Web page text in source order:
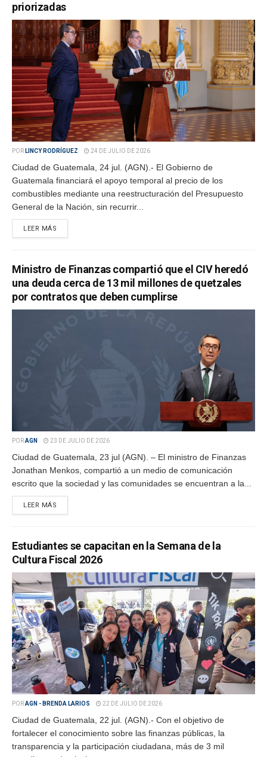
priorizadas
POR LINCY RODRÍGUEZ 24 DE JULIO DE 2026
Ciudad de Guatemala, 24 jul. (AGN).- El Gobierno de
Guatemala financiará el apoyo temporal al precio de los
combustibles mediante una reestructuración del Presupuesto
General de la Nación, sin recurrir...
LEER MÁS
Ministro de Finanzas compartió que el CIV heredó
una deuda cerca de 13 mil millones de quetzales
por contratos que deben cumplirse
PORAGN 23 DE JULIO DE 2026
Ciudad de Guatemala, 23 jul (AGN). – El ministro de Finanzas
Jonathan Menkos, compartió a un medio de comunicación
escrito que la sociedad y las comunidades se encuentran a la...
LEER MÁS
Estudiantes se capacitan en la Semana de la
Cultura Fiscal 2026
PORAGN - BRENDA LARIOS 22 DE JULIO DE 2026
Ciudad de Guatemala, 22 jul. (AGN).- Con el objetivo de
fortalecer el conocimiento sobre las finanzas públicas, la
transparencia y la participación ciudadana, más de 3 mil